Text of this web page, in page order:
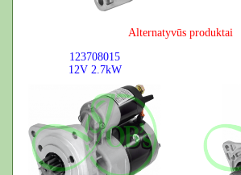
Alternatyvūs produktai
123708015
12V 2.7kW